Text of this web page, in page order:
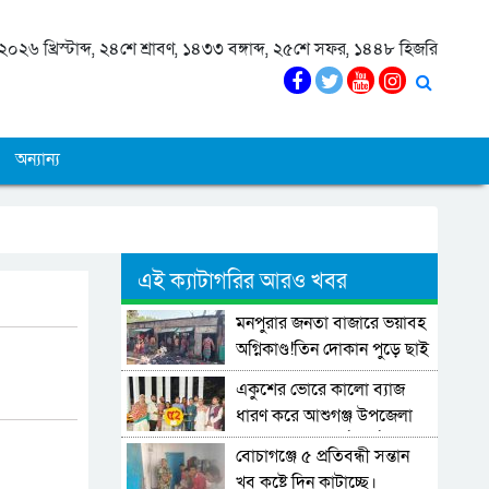
খ্রিস্টাব্দ, ২৪শে শ্রাবণ, ১৪৩৩ বঙ্গাব্দ, ২৫শে সফর, ১৪৪৮ হিজরি
অন্যান্য
এই ক্যাটাগরির আরও খবর
মনপুরার জনতা বাজারে ভয়াবহ
অগ্নিকাণ্ড!তিন দোকান পুড়ে ছাই
একুশের ভোরে কালো ব্যাজ
ধারণ করে আশুগঞ্জ উপজেলা
এনসিপি-র পুষ্পার্ঘ্য অর্পণ ও
শ্রদ্ধা জ্ঞাপন।
বোচাগঞ্জে ৫ প্রতিবন্ধী সন্তান
খুব কষ্টে দিন কাটাচ্ছে।